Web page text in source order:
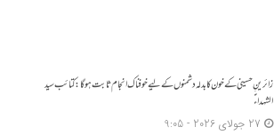
زائرینِ حسینی کے خون کا بدلہ دشمنوں کے لیے خوفناک انجام ثابت ہوگا: کتائب سید
الشہداءؑ
27 جولای 2026 - 9:05